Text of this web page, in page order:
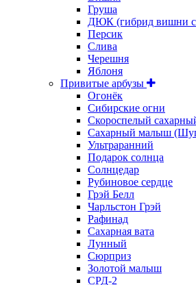
Груша
ДЮК (гибрид вишни с
Персик
Слива
Черешня
Яблоня
Привитые арбузы
Огонёк
Сибирские огни
Скороспелый
Сахарный малыш
Ультраранний
Подарок солнца
Солнцедар
Рубиновое сердце
Грэй Белл
Чарльстон Грэй
Рафинад
Сахарная вата
Лунный
Сюрприз
Золотой малыш
СРД-2